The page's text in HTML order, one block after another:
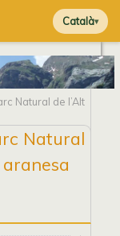
Català
Natural de l’Alt
Natural
aranesa